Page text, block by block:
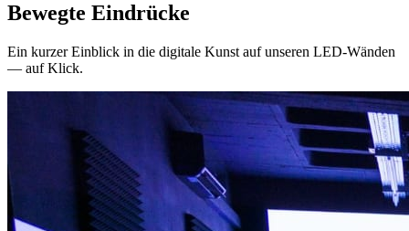
Bewegte Eindrücke
Ein kurzer Einblick in die digitale Kunst auf unseren LED-Wänden
— auf Klick.